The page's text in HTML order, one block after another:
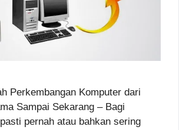
Perkembangan Komputer dari
Sampai Sekarang – Bagi
pernah atau bahkan sering